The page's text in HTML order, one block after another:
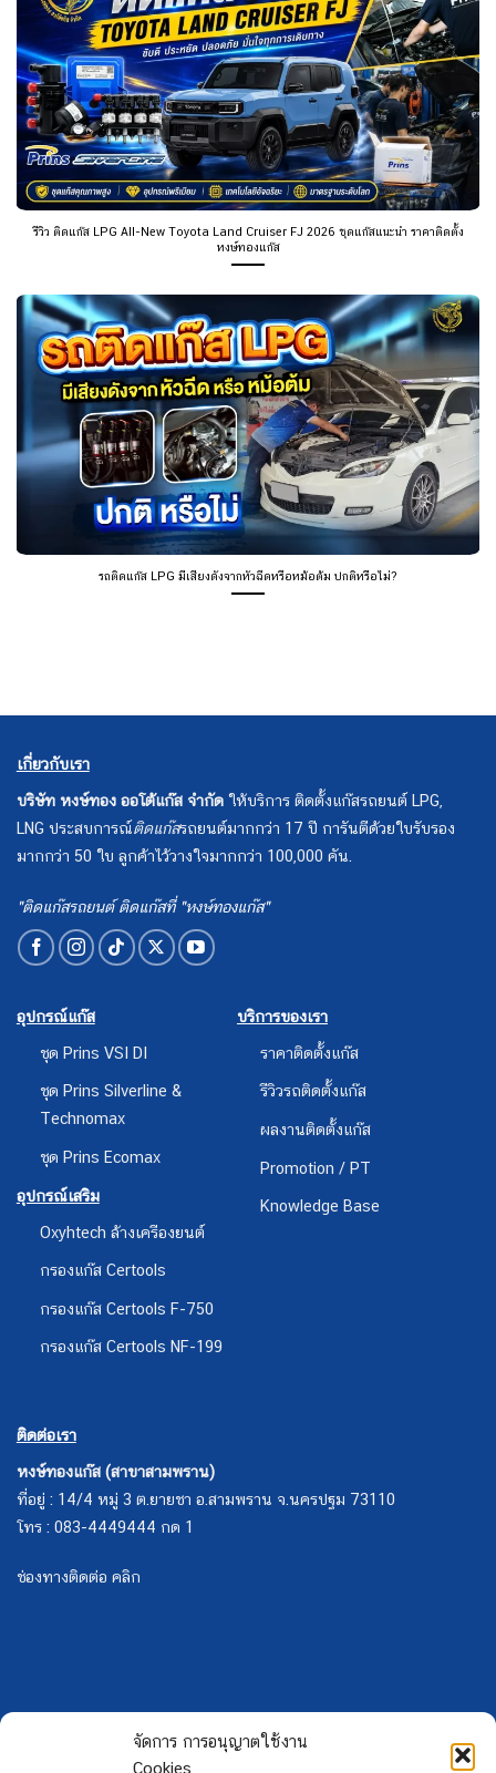
จัดการ การอนุญาตใช้งาน
Cookies
รีวิว ติดแก๊ส LPG All-New Toyota Land Cruiser FJ 2026 ชุดแก๊สแนะนำ ราคาติดตั้ง
หงษ์ทองแก๊ส
รถติดแก๊ส LPG มีเสียงดังจากหัวฉีดหรือหม้อต้ม ปกติหรือไม่?
เกี่ยวกับเรา
บริษัท หงษ์ทอง ออโต้แก๊ส จำกัด ให้บริการ ติดตั้งแก๊สรถยนต์ LPG,
LNG ประสบการณ์ติดแก๊สรถยนต์มากกว่า 17 ปี การันตีด้วยใบรับรอง
มากกว่า 50 ใบ ลูกค้าไว้วางใจมากกว่า 100,000 คัน.
"ติดแก๊สรถยนต์ ติดแก๊สที่ "หงษ์ทองแก๊ส"
อุปกรณ์แก๊ส
ชุด Prins VSI DI
ชุด Prins Silverline &
Technomax
ชุด Prins Ecomax
อุปกรณ์เสริม
Oxyhtech ล้างเครืองยนต์
กรองแก๊ส Certools
กรองแก๊ส Certools F-750
กรองแก๊ส Certools NF-199
บริการของเรา
ราคาติดตั้งแก๊ส
รีวิวรถติดตั้งแก๊ส
ผลงานติดตั้งแก๊ส
Promotion / PT
Knowledge Base
ติดต่อเรา
หงษ์ทองแก๊ส (สาขาสามพราน)
ที่อยู่ : 14/4 หมู่ 3 ต.ยายชา อ.สามพราน จ.นครปฐม 73110
โทร : 083-4449444 กด 1
ช่องทางติดต่อ คลิก